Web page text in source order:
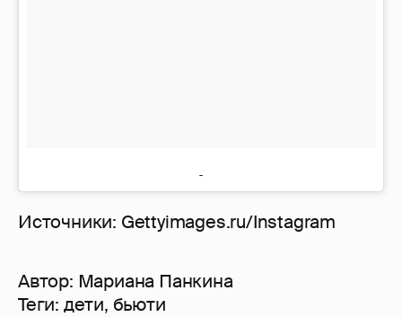
Источники: Gettyimages.ru/Instagram
Автор: Мариана Панкина
Теги: дети, бьюти